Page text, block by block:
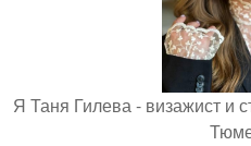
Я Таня Гилева - визажист и